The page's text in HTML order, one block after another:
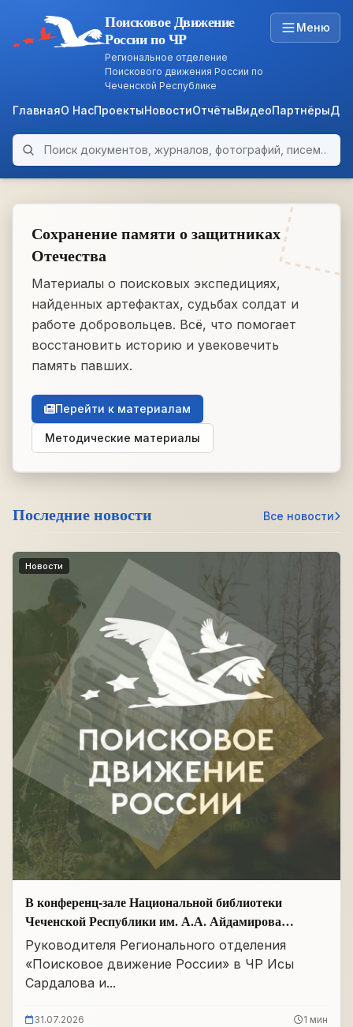
ARCHIVE
Поисковое Движение
России по ЧР
Региональное отделение
Поискового движения России по
Чеченской Республике
Меню
ГлавнаяО НасПроектыНовостиОтчётыВидеоПартнёры
Поиск по архиву
Сохранение памяти о защитниках
Отечества
Материалы о поисковых экспедициях,
найденных артефактах, судьбах солдат и
работе добровольцев. Всё, что помогает
восстановить историю и увековечить
память павших.
Перейти к материалам
Методические материалы
Последние новости Все новости
Новости
В конференц-зале Национальной библиотеки
Чеченской Республики им. А.А. Айдамирова
прошло заседание
Руководителя Регионального отделения
«Поисковое движение России» в ЧР Исы
Сардалова и...
31.07.2026 1 мин